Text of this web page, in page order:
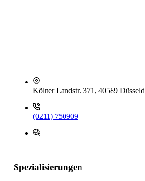
Kölner Landstr. 371, 40589
(0211) 750909
Spezialisierungen